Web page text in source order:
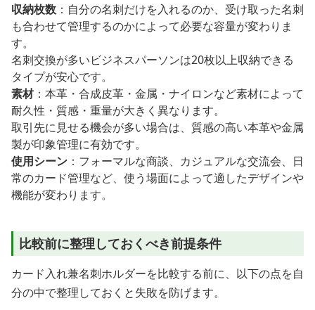
収納枚数 ：自分の名刺だけを入れるのか、受け取った名刺
も合わせて管理するのかによって必要な容量が変わりま
す。
名刺交換が多いビジネスパーソンは20枚以上収納できる
タイプが安心です。
素材：本革・合成皮革・金属・ナイロンなど素材によって
耐久性・質感・重量が大きく異なります。
取引先に見せる機会が多い場合は、質感の高い本革や金属
製が印象管理に有効です。
使用シーン ：フォーマルな商談、カジュアルな交流会、日
常のカード管理など、使う場面によって適したデザインや
機能が変わります。
比較前に整理しておくべき前提条件
カード入れ兼名刺ホルダーを比較する前に、以下の点を自
分の中で整理しておくと失敗を防げます。